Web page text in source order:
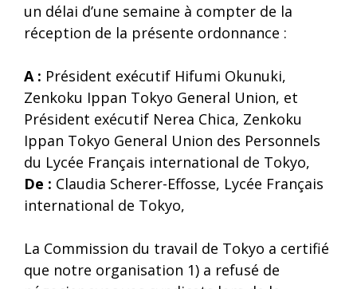
un délai d’une semaine à compter de la
réception de la présente ordonnance :
A : Président exécutif Hifumi Okunuki,
Zenkoku Ippan Tokyo General Union, et
Président exécutif Nerea Chica, Zenkoku
Ippan Tokyo General Union des Personnels
du Lycée Français international de Tokyo,
De : Claudia Scherer-Effosse, Lycée Français
international de Tokyo,
La Commission du travail de Tokyo a certifié
que notre organisation 1) a refusé de